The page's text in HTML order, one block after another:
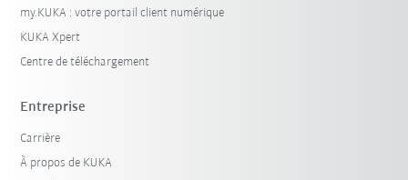
my.KUKA : votre portail client numérique
KUKA Xpert
Centre de téléchargement
Entreprise
Carrière
À propos de KUKA